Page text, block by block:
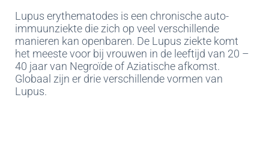
Lupus erythematodes is een chronische auto-
immuunziekte die zich op veel verschillende
manieren kan openbaren. De Lupus ziekte komt
het meeste voor bij vrouwen in de leeftijd van 20 –
40 jaar van Negroïde of Aziatische afkomst.
Globaal zijn er drie verschillende vormen van
Lupus.